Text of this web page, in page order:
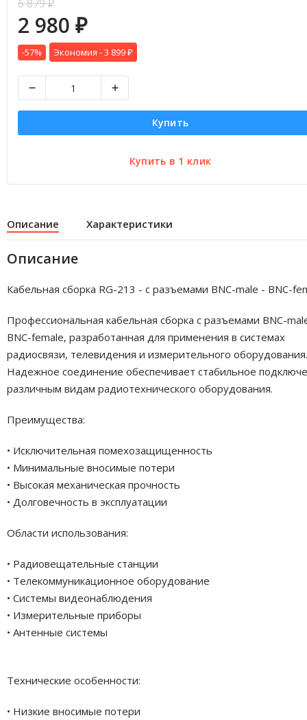
6 879₽
2 980 ₽
-57% Экономия -3 899 ₽
Купить
Описание Характеристики
Описание
Кабельная сборка RG-213 - с разъемами BNC-male - BNC-
Профессиональная кабельная сборка с разъемами BNC-
BNC-female, разработанная для применения в системах
радиосвязи, телевидения и измерительного оборудования.
Надежное соединение обеспечивает стабильное
различным видам радиотехнического оборудования.
Преимущества:
• Исключительная помехозащищенность
• Минимальные вносимые потери
• Высокая механическая прочность
• Долговечность в эксплуатации
Области использования:
• Радиовещательные станции
• Телекоммуникационное оборудование
• Системы видеонаблюдения
• Измерительные приборы
• Антенные системы
Технические особенности:
• Низкие вносимые потери